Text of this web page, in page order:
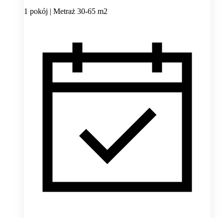
1 pokój | Metraż 30-65 m2